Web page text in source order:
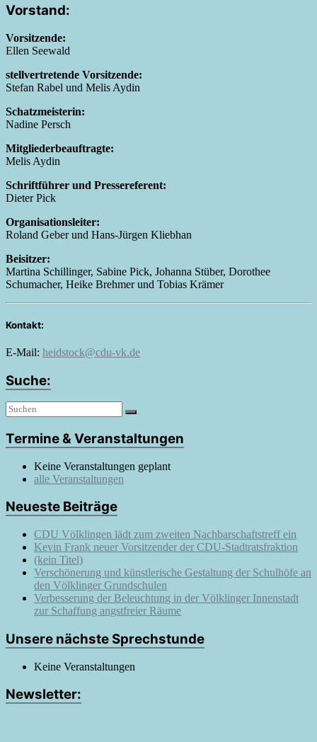
Vorstand:
Vorsitzende:
Ellen Seewald
stellvertretende Vorsitzende:
Stefan Rabel und Melis Aydin
Schatzmeisterin:
Nadine Persch
Mitgliederbeauftragte:
Melis Aydin
Schriftführer und Pressereferent:
Dieter Pick
Organisationsleiter:
Roland Geber und Hans-Jürgen Kliebhan
Beisitzer:
Martina Schillinger, Sabine Pick, Johanna Stüber, Dorothee
Schumacher, Heike Brehmer und Tobias Krämer
Kontakt:
E-Mail: heidstock@cdu-vk.de
Suche:
Termine & Veranstaltungen
Keine Veranstaltungen geplant
alle Veranstaltungen
Neueste Beiträge
CDU Völklingen lädt zum zweiten Nachbarschaftstreff ein
Kevin Frank neuer Vorsitzender der CDU-Stadtratsfraktion
(kein Titel)
Verschönerung und künstlerische Gestaltung der Schulhöfe an
den Völklinger Grundschulen
Verbesserung der Beleuchtung in der Völklinger Innenstadt
zur Schaffung angstfreier Räume
Unsere nächste Sprechstunde
Keine Veranstaltungen
Newsletter: